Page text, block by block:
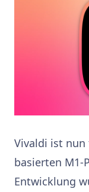
Vivaldi ist nun
basierten M1-
Entwicklung